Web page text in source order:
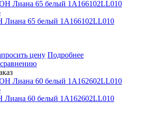
65 белый 1A166102LL010
цену Подробнее
60 белый 1A162602LL010